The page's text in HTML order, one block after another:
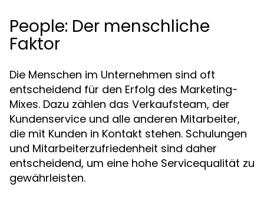
People: Der menschliche
Faktor
Die Menschen im Unternehmen sind oft
entscheidend für den Erfolg des Marketing-
Mixes. Dazu zählen das Verkaufsteam, der
Kundenservice und alle anderen Mitarbeiter,
die mit Kunden in Kontakt stehen. Schulungen
und Mitarbeiterzufriedenheit sind daher
entscheidend, um eine hohe Servicequalität zu
gewährleisten.